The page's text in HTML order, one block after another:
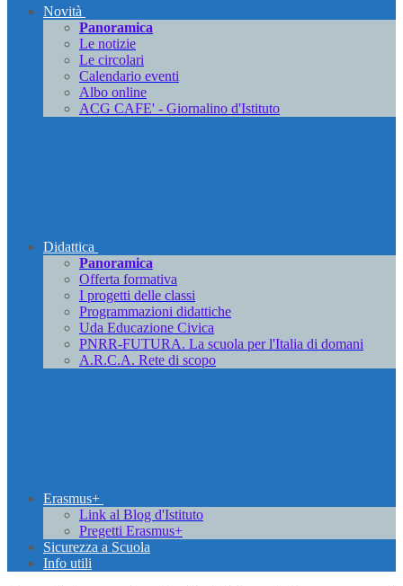
Novità
Panoramica
Le notizie
Le circolari
Calendario eventi
Albo online
ACG CAFE' - Giornalino d'Istituto
Didattica
Panoramica
Offerta formativa
I progetti delle classi
Programmazioni didattiche
Uda Educazione Civica
PNRR-FUTURA. La scuola per l'Italia di domani
A.R.C.A. Rete di scopo
Erasmus+
Link al Blog d'Istituto
Pregetti Erasmus+
Sicurezza a Scuola
Info utili